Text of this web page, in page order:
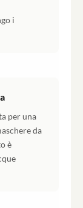
i
per una
da
è